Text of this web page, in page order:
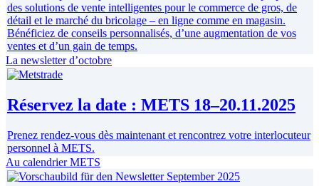
des solutions de vente intelligentes pour le commerce de gros, de
détail et le marché du bricolage – en ligne comme en magasin.
Bénéficiez de conseils personnalisés, d’une augmentation de vos
ventes et d’un gain de temps.
La newsletter d’octobre
Réservez la date : METS 18–20.11.2025
Prenez rendez-vous dès maintenant et rencontrez votre interlocuteur
personnel à METS.
Au calendrier METS